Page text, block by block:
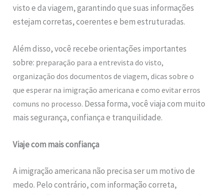
visto e da viagem, garantindo que suas informações
estejam corretas, coerentes e bem estruturadas.
Além disso, você recebe orientações importantes
sobre: preparação para a entrevista do visto,
organização dos documentos de viagem, dicas sobre o
que esperar na imigração americana e como evitar erros
comuns no processo. Dessa forma, você viaja com muito
mais segurança, confiança e tranquilidade.
Viaje com mais confiança
A imigração americana não precisa ser um motivo de
medo. Pelo contrário, com informação correta,